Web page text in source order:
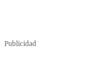
Publicidad